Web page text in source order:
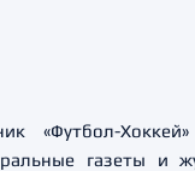
«Футбол-
газеты